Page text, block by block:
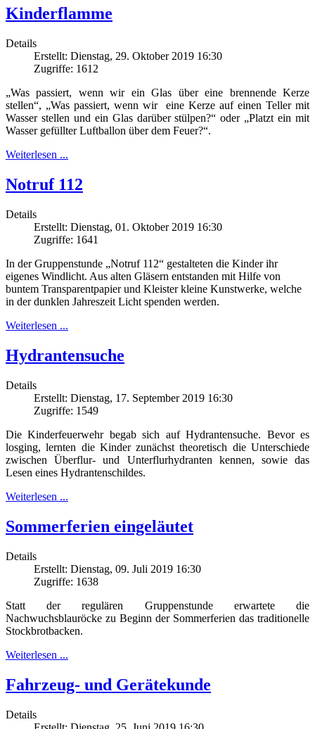
Kinderflamme
Details
Erstellt: Dienstag, 29. Oktober 2019 16:30
Zugriffe: 1612
„Was passiert, wenn wir ein Glas über eine brennende Kerze
stellen“, „Was passiert, wenn wir eine Kerze auf einen Teller mit
Wasser stellen und ein Glas darüber stülpen?“ oder „Platzt ein mit
Wasser gefüllter Luftballon über dem Feuer?“.
Weiterlesen ...
Notruf 112
Details
Erstellt: Dienstag, 01. Oktober 2019 16:30
Zugriffe: 1641
In der Gruppenstunde „Notruf 112“ gestalteten die Kinder ihr
eigenes Windlicht. Aus alten Gläsern entstanden mit Hilfe von
buntem Transparentpapier und Kleister kleine Kunstwerke, welche
in der dunklen Jahreszeit Licht spenden werden.
Weiterlesen ...
Hydrantensuche
Details
Erstellt: Dienstag, 17. September 2019 16:30
Zugriffe: 1549
Die Kinderfeuerwehr begab sich auf Hydrantensuche. Bevor es
losging, lernten die Kinder zunächst theoretisch die Unterschiede
zwischen Überflur- und Unterflurhydranten kennen, sowie das
Lesen eines Hydrantenschildes.
Weiterlesen ...
Sommerferien eingeläutet
Details
Erstellt: Dienstag, 09. Juli 2019 16:30
Zugriffe: 1638
Statt der regulären Gruppenstunde erwartete die
Nachwuchsblauröcke zu Beginn der Sommerferien das traditionelle
Stockbrotbacken.
Weiterlesen ...
Fahrzeug- und Gerätekunde
Details